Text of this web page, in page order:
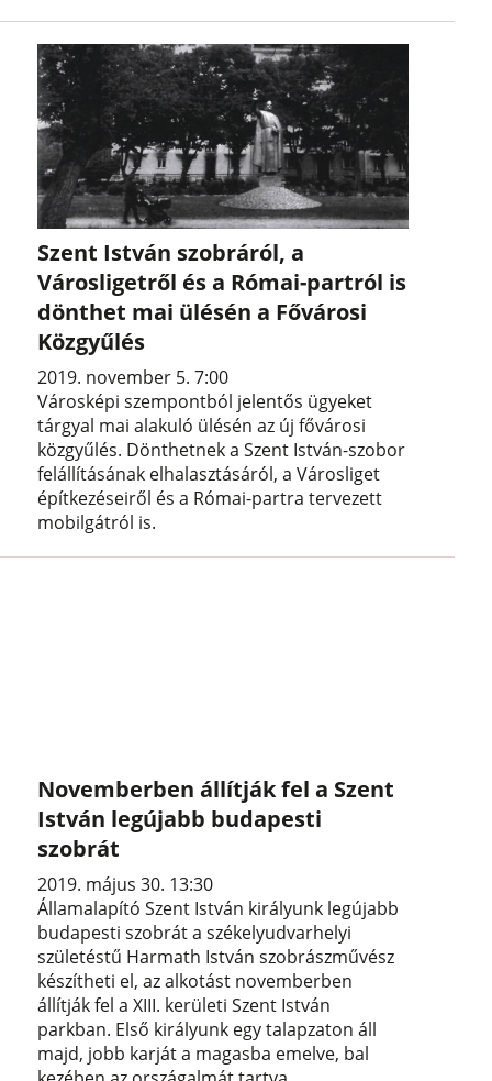
Szent István szobráról, a
Városligetről és a Római-partról is
dönthet mai ülésén a Fővárosi
Közgyűlés
2019. november 5. 7:00
Városképi szempontból jelentős ügyeket
tárgyal mai alakuló ülésén az új fővárosi
közgyűlés. Dönthetnek a Szent István-szobor
felállításának elhalasztásáról, a Városliget
építkezéseiről és a Római-partra tervezett
mobilgátról is.
Novemberben állítják fel a Szent
István legújabb budapesti
szobrát
2019. május 30. 13:30
Államalapító Szent István királyunk legújabb
budapesti szobrát a székelyudvarhelyi
születéstű Harmath István szobrászművész
készítheti el, az alkotást novemberben
állítják fel a XIII. kerületi Szent István
parkban. Első királyunk egy talapzaton áll
majd, jobb karját a magasba emelve, bal